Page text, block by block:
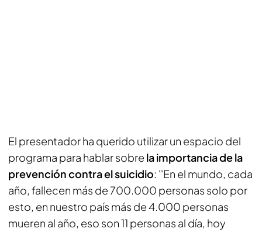
El presentador ha querido utilizar un espacio del
programa para hablar sobre la importancia de la
prevención contra el suicidio: ''En el mundo, cada
año, fallecen más de 700.000 personas solo por
esto, en nuestro país más de 4.000 personas
mueren al año, eso son 11 personas al día, hoy